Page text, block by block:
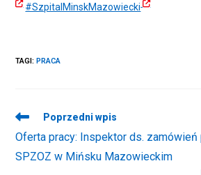
#SzpitalMinskMazowiecki
TAGI:PRACA
Read
more
articles
Poprzedni wpis
Oferta pracy: Inspektor ds. zamówień
SPZOZ w Mińsku Mazowieckim